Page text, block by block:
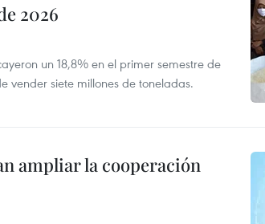
2026
un 18,8% en el primer semestre de
vender siete millones de toneladas.
ampliar la cooperación